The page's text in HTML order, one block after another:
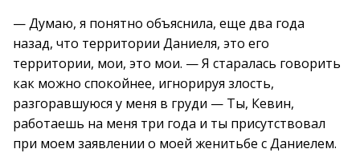
— Думаю, я понятно объяснила, еще два года
назад, что территории Даниеля, это его
территории, мои, это мои. — Я старалась говорить
как можно спокойнее, игнорируя злость,
разгоравшуюся у меня в груди — Ты, Кевин,
работаешь на меня три года и ты присутствовал
при моем заявлении о моей женитьбе с Даниелем.